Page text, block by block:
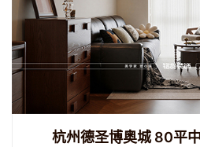
杭州德圣博奥城 80平